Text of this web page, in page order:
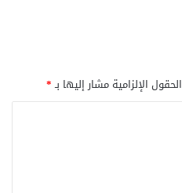
الحقول الإلزامية مشار إليها بـ*